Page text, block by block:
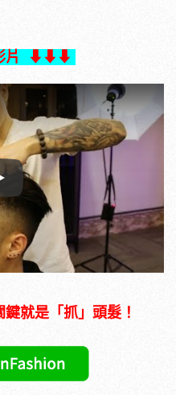
片 ⬇︎⬇︎⬇︎
就是「抓」頭髮！